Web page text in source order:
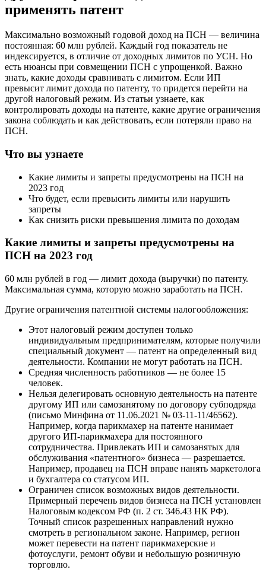
применять патент
Максимально возможный годовой доход на ПСН — величина
постоянная: 60 млн рублей. Каждый год показатель не
индексируется, в отличие от доходных лимитов по УСН. Но
есть нюансы при совмещении ПСН с упрощенкой. Важно
знать, какие доходы сравнивать с лимитом. Если ИП
превысит лимит дохода по патенту, то придется перейти на
другой налоговый режим. Из статьи узнаете, как
контролировать доходы на патенте, какие другие ограничения
закона соблюдать и как действовать, если потеряли право на
ПСН.
Что вы узнаете
Какие лимиты и запреты предусмотрены на ПСН на
2023 год
Что будет, если превысить лимиты или нарушить
запреты
Как снизить риски превышения лимита по доходам
Какие лимиты и запреты предусмотрены на
ПСН на 2023 год
60 млн рублей в год — лимит дохода (выручки) по патенту.
Максимальная сумма, которую можно заработать на ПСН.
Другие ограничения патентной системы налогообложения:
Этот налоговый режим доступен только
индивидуальным предпринимателям, которые получили
специальный документ — патент на определенный вид
деятельности. Компании не могут работать на ПСН.
Средняя численность работников — не более 15
человек.
Нельзя делегировать основную деятельность на патенте
другому ИП или самозанятому по договору субподряда
(письмо Минфина от 11.06.2021 № 03‑11‑11/46562).
Например, когда парикмахер на патенте нанимает
другого ИП‑парикмахера для постоянного
сотрудничества. Привлекать ИП и самозанятых для
обслуживания «патентного» бизнеса — разрешается.
Например, продавец на ПСН вправе нанять маркетолога
и бухгалтера со статусом ИП.
Ограничен список возможных видов деятельности.
Примерный перечень видов бизнеса на ПСН установлен
Налоговым кодексом РФ (п. 2 ст. 346.43 НК РФ).
Точный список разрешенных направлений нужно
смотреть в региональном законе. Например, регион
может перевести на патент парикмахерские и
фотоуслуги, ремонт обуви и небольшую розничную
торговлю.